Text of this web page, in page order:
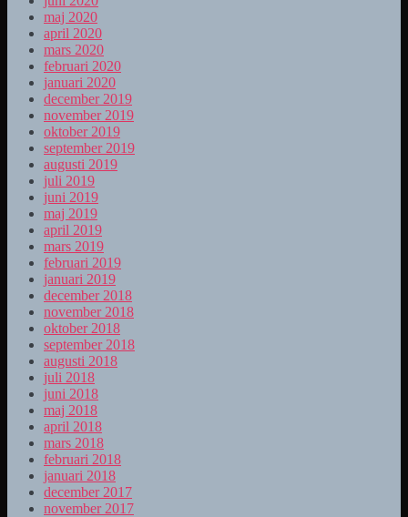
maj 2020
april 2020
mars 2020
februari 2020
januari 2020
december 2019
november 2019
oktober 2019
september 2019
augusti 2019
juli 2019
juni 2019
maj 2019
april 2019
mars 2019
februari 2019
januari 2019
december 2018
november 2018
oktober 2018
september 2018
augusti 2018
juli 2018
juni 2018
maj 2018
april 2018
mars 2018
februari 2018
januari 2018
december 2017
november 2017